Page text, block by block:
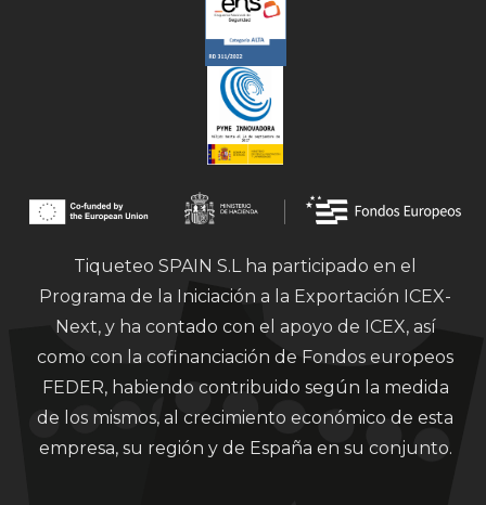
Tiqueteo SPAIN S.L ha participado en el
Programa de la Iniciación a la Exportación ICEX-
Next, y ha contado con el apoyo de ICEX, así
como con la cofinanciación de Fondos europeos
FEDER, habiendo contribuido según la medida
de los mismos, al crecimiento económico de esta
empresa, su región y de España en su conjunto.